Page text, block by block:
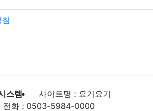
스템
사이트명 : 요기요기
전화 : 0503-5984-0000